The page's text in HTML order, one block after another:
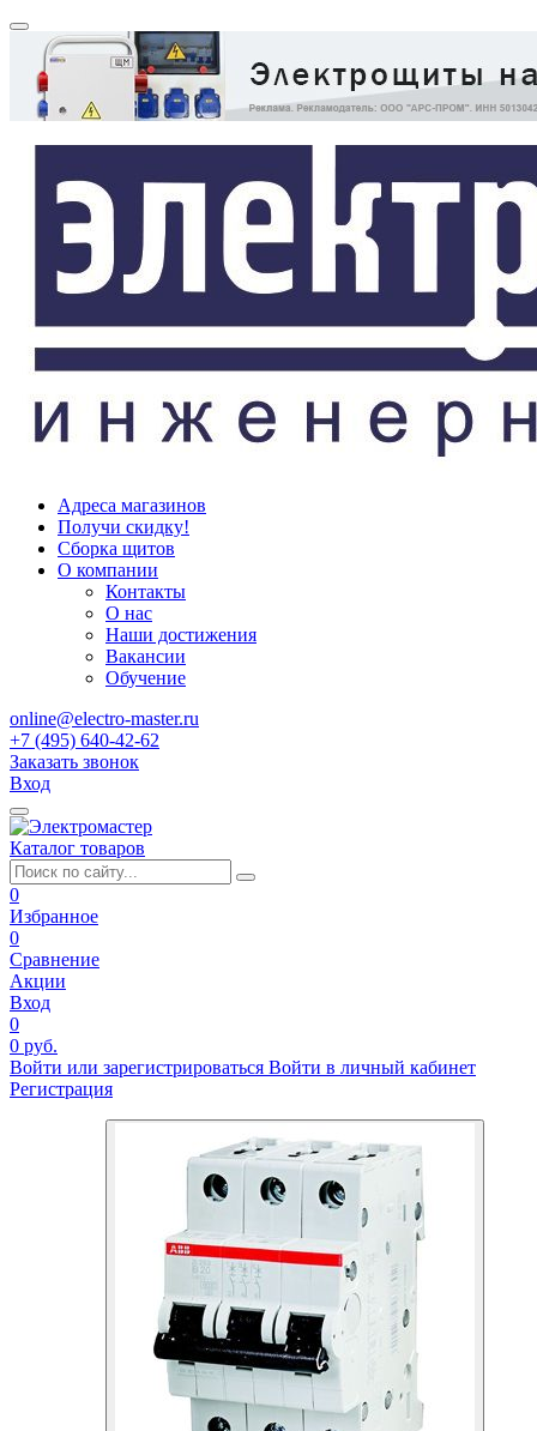
Адреса магазинов
Получи скидку!
Сборка щитов
О компании
Контакты
О нас
Наши достижения
Вакансии
Обучение
online@electro-master.ru
+7 (495) 640-42-62
Заказать звонок
Вход
Каталог товаров
0
Избранное
0
Сравнение
Акции
Вход
0
0 руб.
Войти или зарегистрироваться Войти в личный кабинет
Регистрация